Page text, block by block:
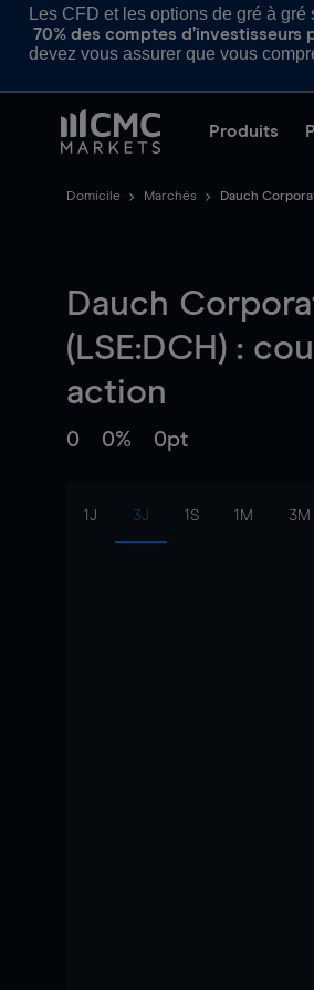
Les CFD et les options de gré à
70% des comptes
devez vous assurer que vous
Produits
Domicile Marchés Dauch
Dauch
(LSE:DCH) :
action
0 0% 0pt
1J 3J 1S 1M 3M